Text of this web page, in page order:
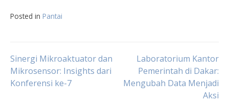
Posted in Pantai
Post
navigation
Sinergi Mikroaktuator dan
Mikrosensor: Insights dari
Konferensi ke-7
Laboratorium Kantor
Pemerintah di Dakar:
Mengubah Data Menjadi
Aksi